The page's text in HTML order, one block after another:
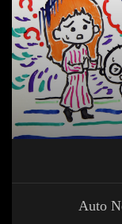
Auto